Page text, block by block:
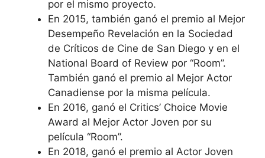
por el mismo proyecto.
En 2015, también ganó el premio al Mejor
Desempeño Revelación en la Sociedad
de Críticos de Cine de San Diego y en el
National Board of Review por “Room”.
También ganó el premio al Mejor Actor
Canadiense por la misma película.
En 2016, ganó el Critics’ Choice Movie
Award al Mejor Actor Joven por su
película “Room”.
En 2018, ganó el premio al Actor Joven